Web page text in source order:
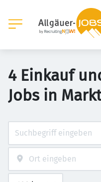
4 Einkauf
Jobs in